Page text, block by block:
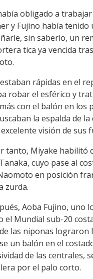
obligado a trabajar
y Fujino había tenido
sin saberlo, un
tica ya vencida
rápidas en el
robar el esférico y
con el balón en los
la espalda de la
visión de sus
tanto, Miyake habilitó
cuyo pase al
en posición
zurda.
Aoba Fujino, uno
el Mundial sub-20
las niponas lograron
un balón en el
de las centrales,
por el palo corto.